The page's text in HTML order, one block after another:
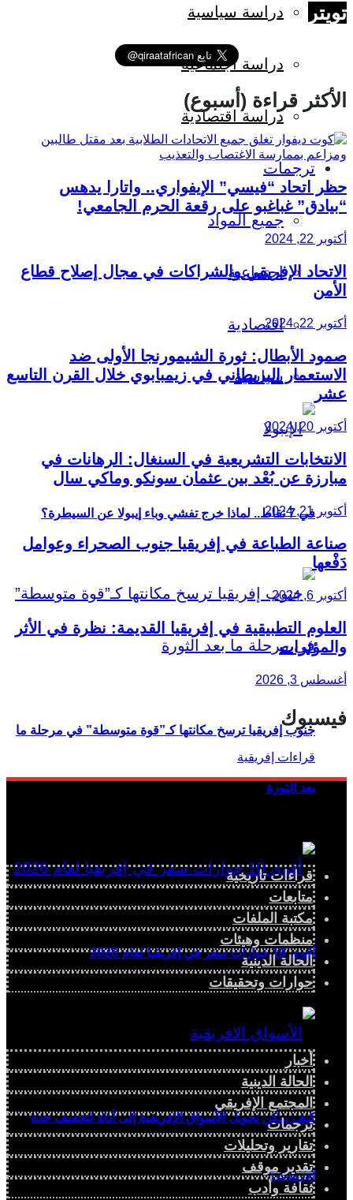
دراسة سياسية
دراسة اجتماعية
دراسة اقتصادية
ترجمات
جميع المواد
اجتماعية
اقتصادية
سياسية
في 7 نقاط.. لماذا خرج تفشي وباء إيبولا عن السيطرة؟
جنوب إفريقيا ترسخ مكانتها كـ”قوة متوسطة” في مرحلة ما
بعد الثورة
أقوى 10 جوازات سفر في إفريقيا لعام 2026
كيف يمكن تحويل الأسواق الإفريقية إلى أداة لتخفيف حدة
الأزمات؟
تويتر
الأكثر قراءة (أسبوع)
حظر اتحاد “فيسي” الإيفواري.. واتارا يدهس
“بيادق” غباغبو على رقعة الحرم الجامعي!
أكتوبر 22, 2024
الاتحاد الإفريقي والشراكات في مجال إصلاح قطاع
الأمن
أكتوبر 22, 2024
صمود الأبطال: ثورة الشيمورنجا الأولى ضد
الاستعمار البريطاني في زيمبابوي خلال القرن التاسع
عشر
أكتوبر 20, 2024
الانتخابات التشريعية في السنغال: الرهانات في
مبارزة عن بُعْد بين عثمان سونكو وماكي سال
أكتوبر 21, 2024
صناعة الطباعة في إفريقيا جنوب الصحراء وعوامل
دَفْعها
أكتوبر 6, 2024
العلوم التطبيقية في إفريقيا القديمة: نظرة في الأثر
والمؤثرات
أغسطس 3, 2026
فيسبوك
قراءات تاريخية
متابعات
مكتبة الملفات
منظمات وهيئات
الحالة الدينية
حوارات وتحقيقات
أخبار
الحالة الدينية
المجتمع الإفريقي
ترجمات
تقارير وتحليلات
تقدير موقف
ثقافة وأدب